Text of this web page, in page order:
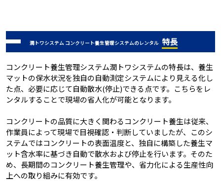
潤トワシステム コンクリート養生管理システムのレンタル 特長
コンクリート養生管理システム潤トワシステムの特長は、養生
マットの保水状況を独自の自動測定システムにより見える化し
た点、必要に応じて自動散水(停止)できる点です。こちらをレ
ンタルすることで現場の省人化が可能となります。
コンクリートの品質に大きく関わるコンクリート養生は従来、
作業員によって現場で目視確認・判断していましたが、このシ
ステムではコンクリートの表面温度と、独自に構築した養生マ
ット含水率に基づき自動で散水および停止を行います。そのた
め、長期間のコンクリート養生管理や、省力化による生産性向
上への取り組みに有効です。